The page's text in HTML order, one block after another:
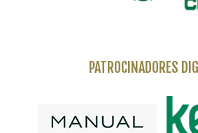
PATROCINADORES